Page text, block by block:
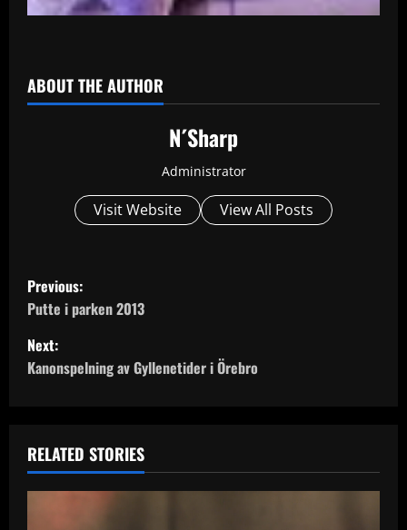
ABOUT THE AUTHOR
N´Sharp
Administrator
Visit Website View All Posts
P
o
s
a
Previous:
Putte i parken 2013
Next:
Kanonspelning av Gyllenetider i Örebro
RELATED STORIES